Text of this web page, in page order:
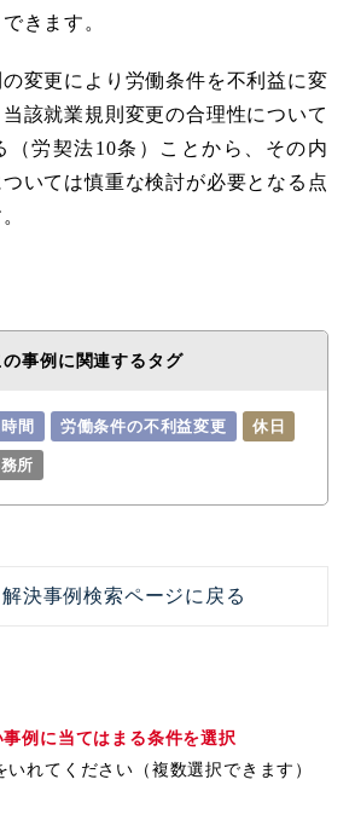
きます。
変更により労働条件を不利益に変
該就業規則変更の合理性について
（労契法10条）ことから、その内
いては慎重な検討が必要となる点
の事例に関連するタグ
間 労働条件の不利益変更 休日
所
決事例検索ページに戻る
例に当てはまる条件を選択
いれてください（複数選択できます）